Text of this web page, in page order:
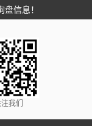
盘信息！
我们